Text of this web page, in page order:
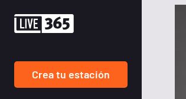
Crea tu estación